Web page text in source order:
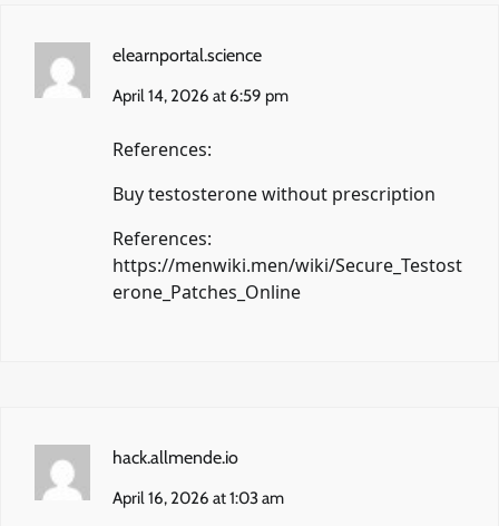
elearnportal.science
April 14, 2026 at 6:59 pm
References:
Buy testosterone without prescription
References:
https://menwiki.men/wiki/Secure_Testost
erone_Patches_Online
hack.allmende.io
April 16, 2026 at 1:03 am